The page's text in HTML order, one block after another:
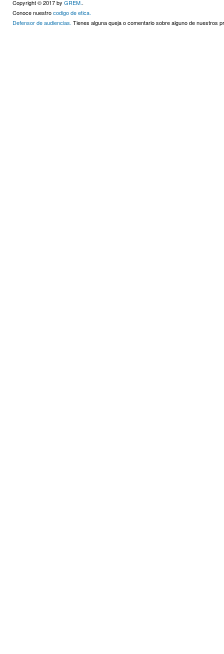
Copyright © 2017 by GREM..
Conoce nuestrocodigo de etica.
Defensor de audiencias. Tienes alguna queja o comentario sobre alguno de nuestros